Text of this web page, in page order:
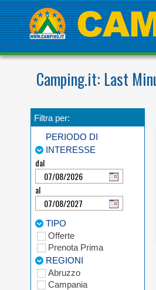
Camping.it: Last
Filtra per:
PERIODO DI
INTERESSE
dal
al
TIPO
Offerte
Prenota Prima
REGIONI
Abruzzo
Campania